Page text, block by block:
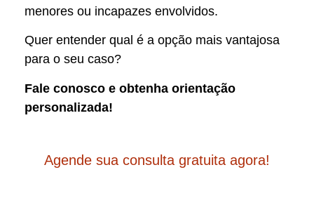
menores ou incapazes envolvidos.
Quer entender qual é a opção mais vantajosa
para o seu caso?
Fale conosco e obtenha orientação
personalizada!
Agende sua consulta gratuita agora!